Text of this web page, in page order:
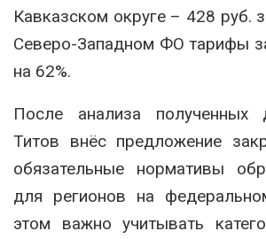
Кавказском округе – 428 руб.
Северо-Западном ФО тарифы
на 62%.
После анализа полученных
Титов внёс предложение
обязательные нормативы
для регионов на
этом важно учитывать